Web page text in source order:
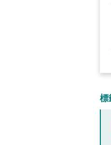
標